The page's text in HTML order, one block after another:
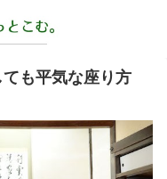
ても平気な座り方